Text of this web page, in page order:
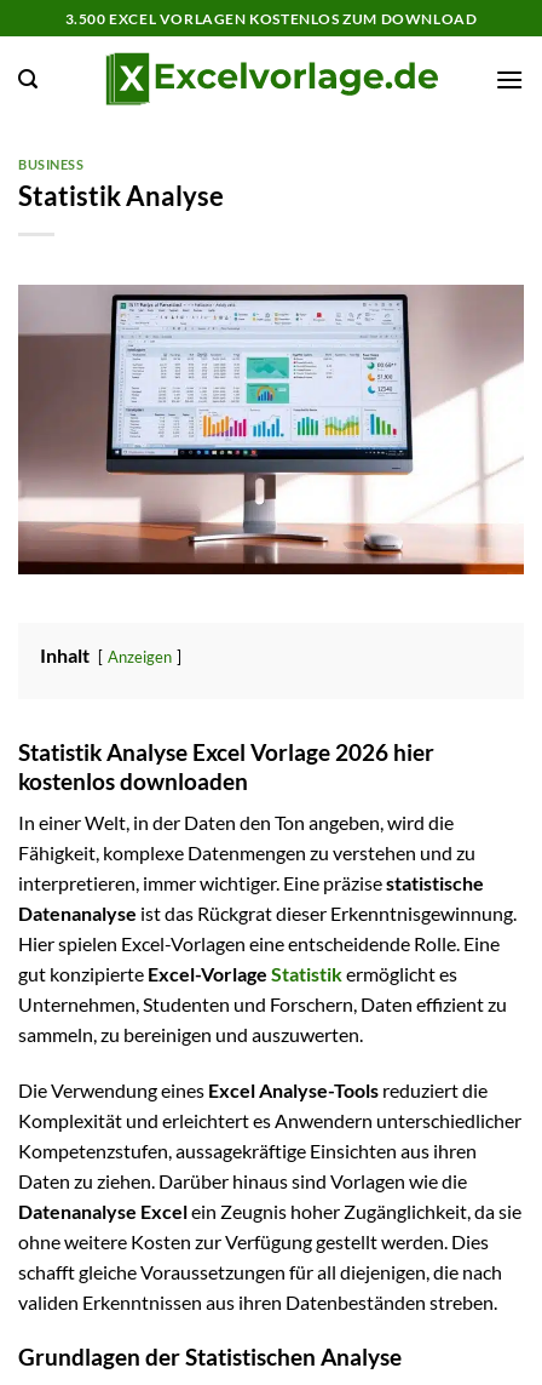
Inhalt
springen
3.500 EXCEL VORLAGEN KOSTENLOS ZUM DOWNLOAD
BUSINESS
Statistik Analyse
Inhalt Anzeigen
Statistik Analyse Excel Vorlage 2026 hier
kostenlos downloaden
In einer Welt, in der Daten den Ton angeben, wird die
Fähigkeit, komplexe Datenmengen zu verstehen und zu
interpretieren, immer wichtiger. Eine präzisestatistische
Datenanalyse ist das Rückgrat dieser Erkenntnisgewinnung.
Hier spielen Excel-Vorlagen eine entscheidende Rolle. Eine
gut konzipierte Excel-Vorlage Statistikermöglicht es
Unternehmen, Studenten und Forschern, Daten effizient zu
sammeln, zu bereinigen und auszuwerten.
Die Verwendung eines Excel Analyse-Tools reduziert die
Komplexität und erleichtert es Anwendern unterschiedlicher
Kompetenzstufen, aussagekräftige Einsichten aus ihren
Daten zu ziehen. Darüber hinaus sind Vorlagen wie die
Datenanalyse Excelein Zeugnis hoher Zugänglichkeit, da sie
ohne weitere Kosten zur Verfügung gestellt werden. Dies
schafft gleiche Voraussetzungen für all diejenigen, die nach
validen Erkenntnissen aus ihren Datenbeständen streben.
Grundlagen der Statistischen Analyse